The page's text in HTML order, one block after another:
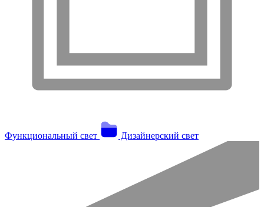
Функциональный свет Дизайнерский свет